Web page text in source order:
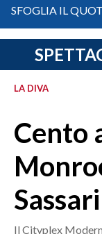
CRONACA
MEDIO CAMPIDANO
ORISTANO E
GALLURA
SFOGLIA IL
LA DIVA
Cento
Sassari
Il Cityplex